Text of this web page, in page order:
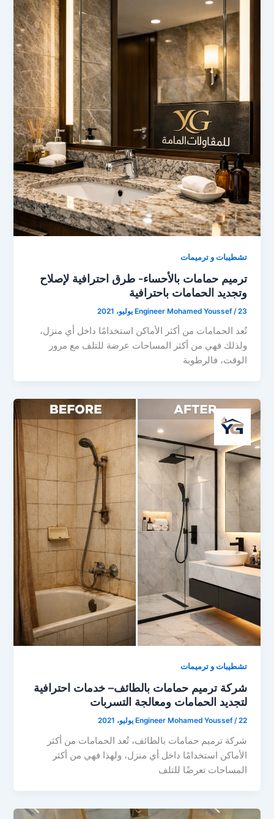
تشطيبات و ترميمات
ترميم حمامات بالأحساء- طرق احترافية لإصلاح
وتجديد الحمامات باحترافية
Engineer Mohamed Youssef /23 يوليو، 2021
تُعد الحمامات من أكثر الأماكن استخدامًا داخل أي منزل،
ولذلك فهي من أكثر المساحات عرضة للتلف مع مرور
الوقت، فالرطوبة
تشطيبات و ترميمات
شركة ترميم حمامات بالطائف– خدمات احترافية
لتجديد الحمامات ومعالجة التسربات
Engineer Mohamed Youssef/22 يوليو، 2021
شركة ترميم حمامات بالطائف، تُعد الحمامات من أكثر
الأماكن استخدامًا داخل أي منزل، ولهذا فهي من أكثر
المساحات تعرضًا للتلف